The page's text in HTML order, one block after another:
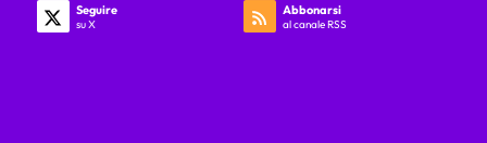
Seguire
su X
Abbonarsi
al canale RSS